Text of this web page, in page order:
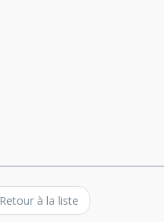
Retour à la liste